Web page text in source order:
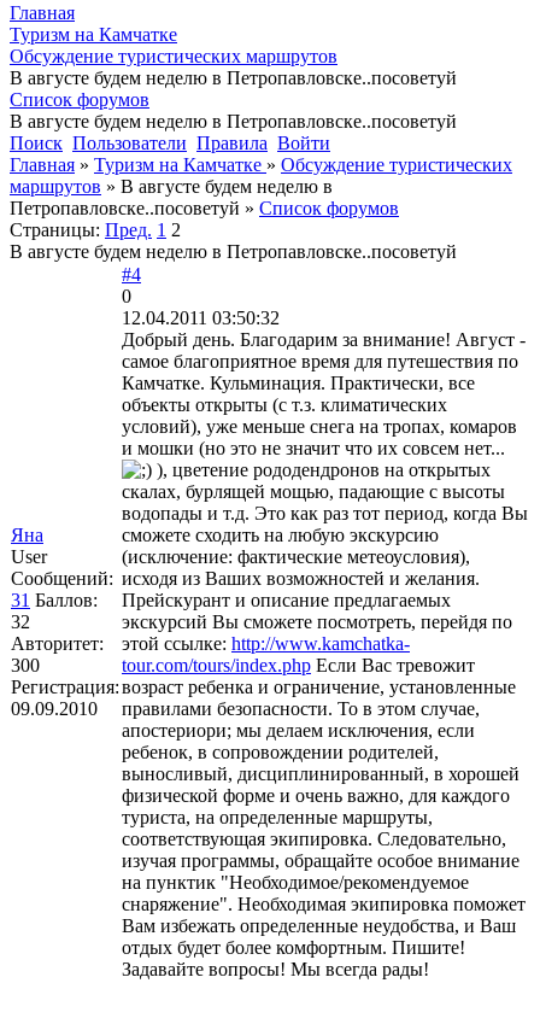
Главная
Туризм на Камчатке
Обсуждение туристических маршрутов
В августе будем неделю в Петропавловске..посоветуй
Список форумов
В августе будем неделю в Петропавловске..посоветуй
Поиск Пользователи Правила Войти
Главная » Туризм на Камчатке » Обсуждение туристических
маршрутов » В августе будем неделю в
Петропавловске..посоветуй » Список форумов
Страницы: Пред. 1 2
В августе будем неделю в Петропавловске..посоветуй
Яна
User
Сообщений:
31 Баллов:
32
Авторитет:
300
Регистрация:
09.09.2010
#4
0
12.04.2011 03:50:32
Добрый день. Благодарим за внимание! Август -
самое благоприятное время для путешествия по
Камчатке. Кульминация. Практически, все
объекты открыты (с т.з. климатических
условий), уже меньше снега на тропах, комаров
и мошки (но это не значит что их совсем нет...
), цветение рододендронов на открытых
скалах, бурлящей мощью, падающие с высоты
водопады и т.д. Это как раз тот период, когда Вы
сможете сходить на любую экскурсию
(исключение: фактические метеоусловия),
исходя из Ваших возможностей и желания.
Прейскурант и описание предлагаемых
экскурсий Вы сможете посмотреть, перейдя по
этой ссылке: http://www.kamchatka-
tour.com/tours/index.php Если Вас тревожит
возраст ребенка и ограничение, установленные
правилами безопасности. То в этом случае,
апостериори; мы делаем исключения, если
ребенок, в сопровождении родителей,
выносливый, дисциплинированный, в хорошей
физической форме и очень важно, для каждого
туриста, на определенные маршруты,
соответствующая экипировка. Следовательно,
изучая программы, обращайте особое внимание
на пунктик "Необходимое/рекомендуемое
снаряжение". Необходимая экипировка поможет
Вам избежать определенные неудобства, и Ваш
отдых будет более комфортным. Пишите!
Задавайте вопросы! Мы всегда рады!